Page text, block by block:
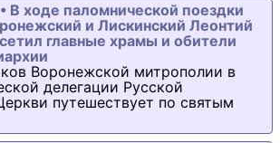
В ходе паломнической поездки
и Лискинский Леонтий
главные храмы и обители
Воронежской митрополии в
делегации Русской
путешествует по святым